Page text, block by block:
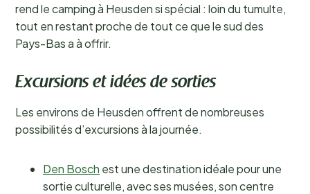
rend le camping à Heusden si spécial : loin du tumulte,
tout en restant proche de tout ce que le sud des
Pays-Bas a à offrir.
Excursions et idées de sorties
Les environs de Heusden offrent de nombreuses
possibilités d’excursions à la journée.
Den Bosch est une destination idéale pour une
sortie culturelle, avec ses musées, son centre